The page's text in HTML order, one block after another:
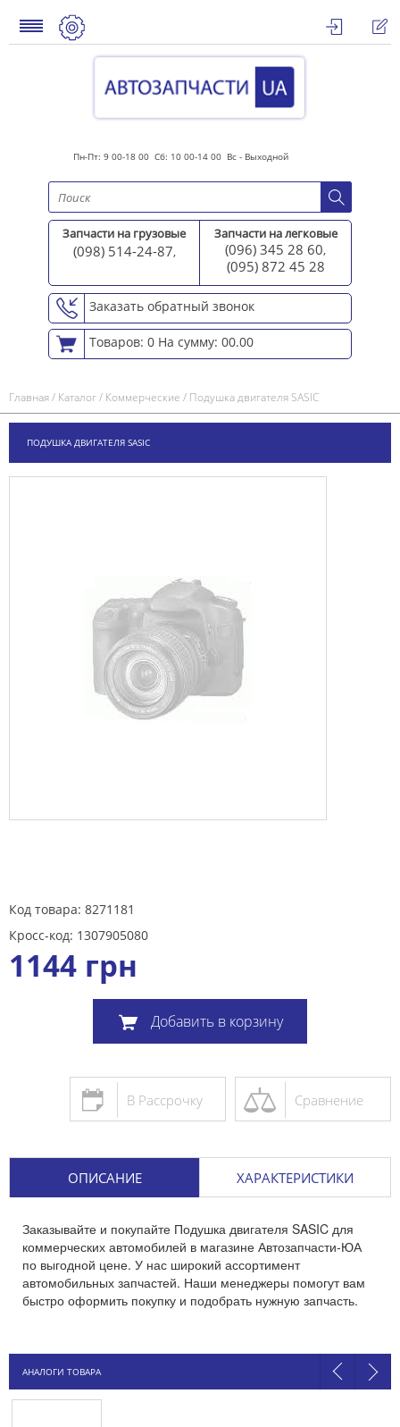
Пн-Пт: 9 00-18 00 Сб: 10 00-14 00 Вс - Выходной
Запчасти на грузовые
(098) 514-24-87,
Запчасти на легковые
(096) 345 28 60,
(095) 872 45 28
Заказать обратный звонок
Товаров: 0 На сумму: 00.00
Главная/ Каталог/ Коммерческие / Подушка двигателя SASIC
ПОДУШКА ДВИГАТЕЛЯ SASIC
Код товара: 8271181
Кросс-код: 1307905080
1144 грн
Добавить в корзину
Сравнение
В Рассрочку
ОПИСАНИЕ ХАРАКТЕРИСТИКИ
Заказывайте и покупайте Подушка двигателя SASIC для
коммерческих автомобилей в магазине Автозапчасти-ЮА
по выгодной цене. У нас широкий ассортимент
автомобильных запчастей. Наши менеджеры помогут вам
быстро оформить покупку и подобрать нужную запчасть.
АНАЛОГИ ТОВАРА